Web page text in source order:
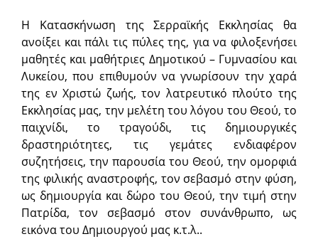
Η Κατασκήνωση της Σερραϊκής Εκκλησίας θα
ανοίξει και πάλι τις πύλες της, για να φιλοξενήσει
μαθητές και μαθήτριες Δημοτικού – Γυμνασίου και
Λυκείου, που επιθυμούν να γνωρίσουν την χαρά
της εν Χριστώ ζωής, τον λατρευτικό πλούτο της
Εκκλησίας μας, την μελέτη του λόγου του Θεού, το
παιχνίδι, το τραγούδι, τις δημιουργικές
δραστηριότητες, τις γεμάτες ενδιαφέρον
συζητήσεις, την παρουσία του Θεού, την ομορφιά
της φιλικής αναστροφής, τον σεβασμό στην φύση,
ως δημιουργία και δώρο του Θεού, την τιμή στην
Πατρίδα, τον σεβασμό στον συνάνθρωπο, ως
εικόνα του Δημιουργού μας κ.τ.λ..